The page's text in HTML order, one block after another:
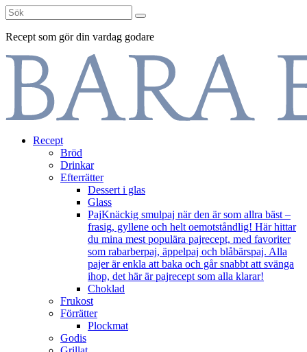
Sök
efter:
Recept som gör din vardag godare
Skip
Recept
Bröd
Drinkar
Efterrätter
Dessert i glas
Glass
PajKnäckig smulpaj när den är som allra bäst –
frasig, gyllene och helt oemotståndlig! Här hittar
du mina mest populära pajrecept, med favoriter
som rabarberpaj, äppelpaj och blåbärspaj. Alla
pajer är enkla att baka och går snabbt att svänga
ihop, det här är pajrecept som alla klarar!
Choklad
Frukost
Förrätter
Plockmat
Godis